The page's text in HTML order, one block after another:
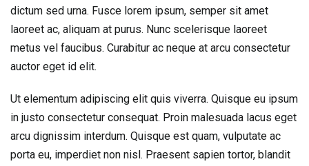
dictum sed urna. Fusce lorem ipsum, semper sit amet
laoreet ac, aliquam at purus. Nunc scelerisque laoreet
metus vel faucibus. Curabitur ac neque at arcu consectetur
auctor eget id elit.
Ut elementum adipiscing elit quis viverra. Quisque eu ipsum
in justo consectetur consequat. Proin malesuada lacus eget
arcu dignissim interdum. Quisque est quam, vulputate ac
porta eu, imperdiet non nisl. Praesent sapien tortor, blandit